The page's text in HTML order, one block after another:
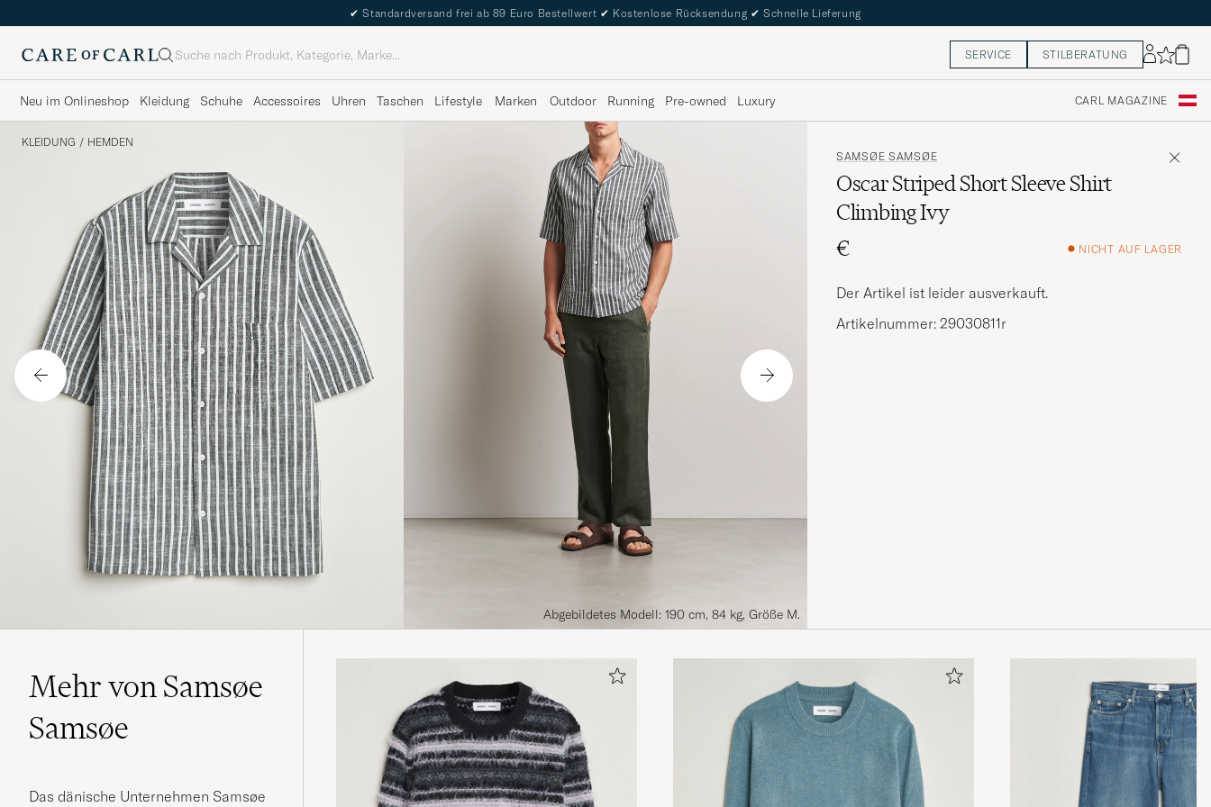
✔ Standardversand frei ab 89 Euro Bestellwert ✔ Kostenlose Rücksendung ✔ Schnelle Lieferung
Suche SERVICE STILBERATUNG
Neu im Onlineshop Kleidung Schuhe Accessoires Uhren Taschen Lifestyle Marken Outdoor Running Pre-owned Luxury CARL MAGAZINE
KLEIDUNG / HEMDEN
Abgebildetes Modell: 190 cm, 84 kg, Größe M.
SAMSØE SAMSØE
Oscar Striped Short Sleeve Shirt
Climbing Ivy
€
NICHT AUF LAGER
Der Artikel ist leider ausverkauft.
Artikelnummer: 29030811r
Mehr von Samsøe
Samsøe
Das dänische Unternehmen Samsøe